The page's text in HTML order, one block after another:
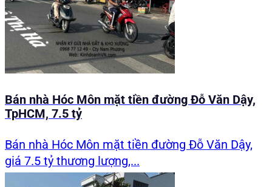
Bán nhà Hóc Môn mặt tiền đường Đỗ Văn Dậy,
TpHCM, 7.5 tỷ
Bán nhà Hóc Môn mặt tiền đường Đỗ Văn Dậy,
giá 7.5 tỷ thương lượng,...